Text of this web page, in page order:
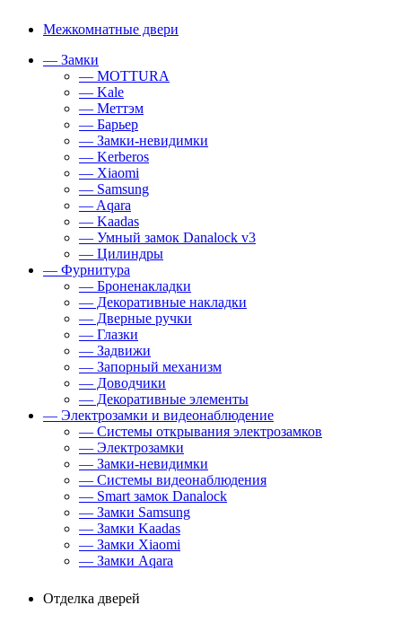
Межкомнатные двери
— Замки
— MOTTURA
— Kale
— Меттэм
— Барьер
— Замки-невидимки
— Kerberos
— Xiaomi
— Samsung
— Aqara
— Kaadas
— Умный замок Danalock v3
— Цилиндры
— Фурнитура
— Броненакладки
— Декоративные накладки
— Дверные ручки
— Глазки
— Задвижи
— Запорный механизм
— Доводчики
— Декоративные элементы
— Электрозамки и видеонаблюдение
— Системы открывания электрозамков
— Электрозамки
— Замки-невидимки
— Системы видеонаблюдения
— Smart замок Danalock
— Замки Samsung
— Замки Kaadas
— Замки Xiaomi
— Замки Aqara
Отделка дверей